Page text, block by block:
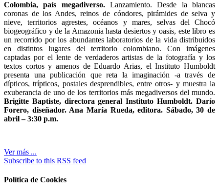
Colombia, país megadiverso.Lanzamiento. Desde la blancas
coronas de los Andes, reinos de cóndores, pirámides de selva y
nieve, territorios agrestes, océanos y mares, selvas del Chocó
biogeográfico y de la Amazonia hasta desiertos y oasis, este libro es
un recorrido por los abundantes laboratorios de la vida distribuidos
en distintos lugares del territorio colombiano. Con imágenes
captadas por el lente de verdaderos artistas de la fotografía y los
textos cortos y amenos de Eduardo Arias, el Instituto Humboldt
presenta una publicación que reta la imaginación -a través de
dípticos, trípticos, postales desprendibles, entre otros- y muestra la
exuberancia de uno de los territorios más megadiversos del mundo.
Brigitte Baptiste, directora general Instituto Humboldt. Darío
Forero, diseñador. Ana María Rueda, editora. Sábado, 30 de
abril – 3:30 p.m.
Ver más ...
Subscribe to this RSS feed
Política de Cookies